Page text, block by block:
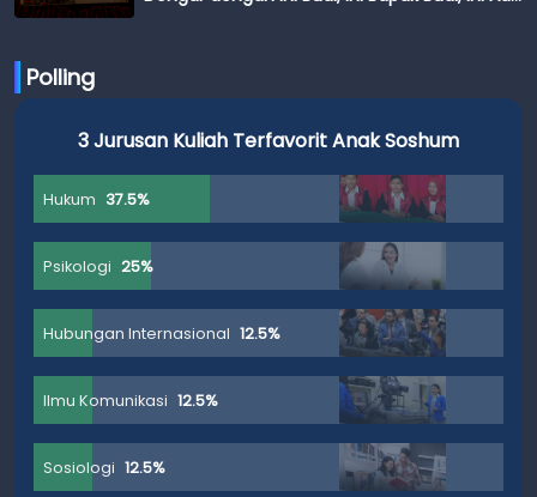
Polling
3 Jurusan Kuliah Terfavorit Anak Soshum
Hukum 37.5%
Psikologi 25%
Hubungan Internasional 12.5%
Ilmu Komunikasi 12.5%
Sosiologi 12.5%